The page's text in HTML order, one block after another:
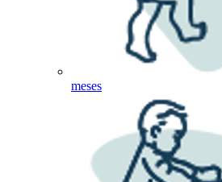
meses